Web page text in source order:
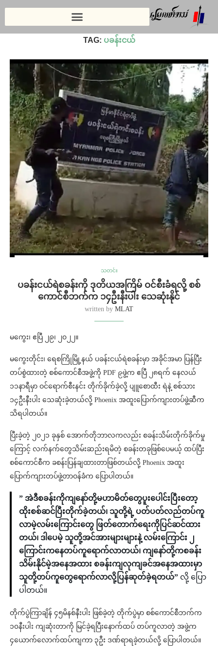
TAG: ပခန်းငယ်
သတင်း
ပခန်းငယ်ရဲစခန်းကို ဒုတိယအကြိမ် ဝင်စီးခံရလို့ စစ်
ကောင်စီဘက်က ၁၄ဦးနီးပါး သေဆုံးနိုင်
written by MLAT
မကွေး၊ ဧပြီ ၂၉၊ ၂၀၂၂။
မကွေးတိုင်း၊ ရေစကြိုမြို့နယ် ပခန်းငယ်ရဲစခန်းမှာ အခိုင်အမာ ပြန်ပြီး
တပ်စွဲထားတဲ့ စစ်ကောင်စီအဖွဲ့ကို PDF ၉ဖွဲ့က ဧပြီ ၂၈ရက် နေလယ်
၁၁နာရီမှာ ဝင်ရောက်စီးနင်း တိုက်ခိုက်ခဲ့လို့ ပျူစောထီး ရဲနဲ့ စစ်သား
၁၄ဦးနီးပါး သေဆုံးခဲ့တယ်လို့ Phoenix အထူးပြောက်ကျားတပ်ဖွဲ့ဆီက
သိရပါတယ်။
ပြီးခဲ့တဲ့ ၂၀၂၁ ခုနှစ် အောက်တိုဘာလကလည်း စခန်းသိမ်းတိုက်ခိုက်မှု
ကြောင့် လက်နက်တွေသိမ်းဆည်းရမိတဲ့ စခန်းတခုဖြစ်ပေမယ့် ထပ်ပြီး
စစ်ကောင်စီက ခစန်းပြန်ချထားတာဖြစ်တယ်လို့ Phoenix အထူး
ပြောက်ကျားတပ်ဖွဲ့တာဝန်ခံက ပြောပါတယ်။
” အဲဒီစခန်းကိုကျနော်တို့မဟာမိတ်တွေပူးပေါင်းပြီးတော့
ထိုးစစ်ဆင်ပြီးတိုက်ခဲ့တယ်၊ သူတို့ရဲ့ ပတ်ပတ်လည်တပ်ကူ
လာမဲ့လမ်းကြောင်းတွေ ဖြတ်တောက်ရေးကိုပြင်ဆင်ထား
တယ်၊ ဒါပေမဲ့ သူတို့အင်အားများများနဲ့ လမ်းကြောင်း ၂
ကြောင်းကနေတပ်ကူရောက်လာတယ်၊ ကျနော်တို့ကစခန်း
သိမ်းနိုင်မဲ့အနေအထား စခန်းကျလုကျခင်အနေအထားမှာ
သူတို့တပ်ကူတွေရောက်လာလို့ပြန်ဆုတ်ခဲ့ရတယ်” လို့ ပြော
ပါတယ်။
တိုက်ပွဲကြာချိန် ၄၅မိနစ်နီးပါး ဖြစ်ခဲ့တဲ့ တိုက်ပွဲမှာ စစ်ကောင်စီဘက်က
၁၀နီးပါး ကျဆုံးတာကို မြင်ခဲ့ရပြီးနောက်ထပ် တပ်ကူလာတဲ့ အဖွဲ့က
၄ယောက်လောက်ထပ်ကျကာ ၃ဦး ဒဏ်ရာရခဲ့တယ်လို့ ပြောပါတယ်။